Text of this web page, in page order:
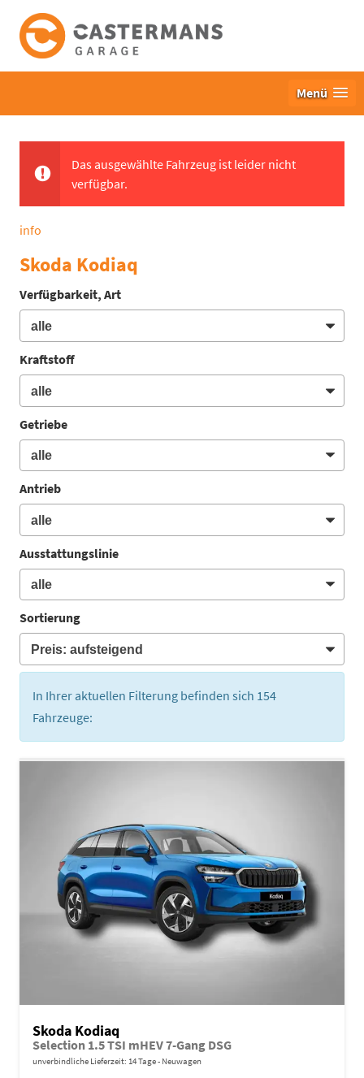
Menü
Das ausgewählte Fahrzeug ist leider nicht
verfügbar.
info
Skoda Kodiaq
Verfügbarkeit, Art
Kraftstoff
Getriebe
Antrieb
Ausstattungslinie
Sortierung
In Ihrer aktuellen Filterung befinden sich 154
Fahrzeuge:
Skoda Kodiaq
Selection 1.5 TSI mHEV 7-Gang DSG
unverbindliche Lieferzeit: 14 Tage Neuwagen